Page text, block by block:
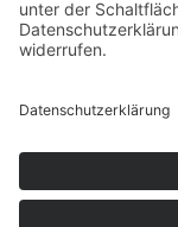
Mit Stolz präsentiert